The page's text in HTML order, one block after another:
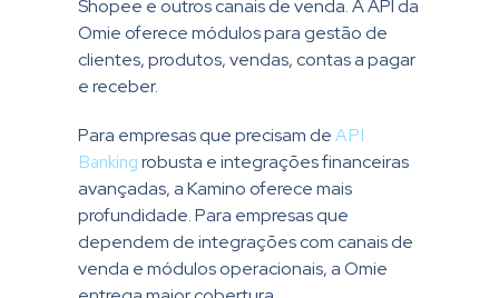
Shopee e outros canais de venda. A API da
Omie oferece módulos para gestão de
clientes, produtos, vendas, contas a pagar
e receber.
Para empresas que precisam deAPI
Bankingrobusta e integrações financeiras
avançadas, a Kamino oferece mais
profundidade. Para empresas que
dependem de integrações com canais de
venda e módulos operacionais, a Omie